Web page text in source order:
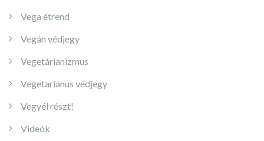
Vega étrend
Vegán védjegy
Vegetárianizmus
Vegetariánus védjegy
Vegyél részt!
Videók